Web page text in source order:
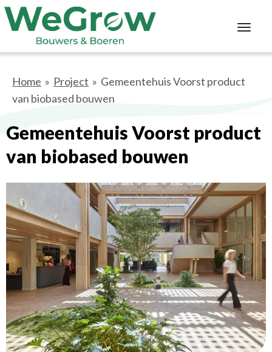
Home » Project » Gemeentehuis Voorst product
van biobased bouwen
Gemeentehuis Voorst product
van biobased bouwen